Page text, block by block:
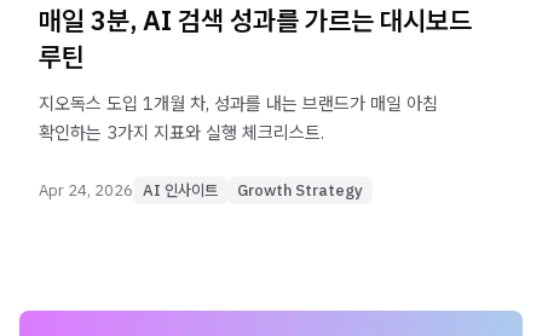
매일 3분, AI 검색 성과를 가르는 대시보드
루틴
지오독스 도입 1개월 차, 성과를 내는 브랜드가 매일 아침
확인하는 3가지 지표와 실행 체크리스트.
Apr 24, 2026 AI 인사이트 Growth Strategy